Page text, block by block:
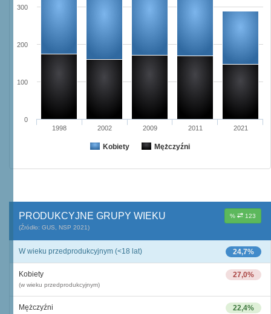
Kobiety Mężczyźni
1998 2002 2009 2011 2021
0
100
200
300
% 123
PRODUKCYJNE GRUPY WIEKU
(Źródło: GUS, NSP 2021)
24,7%
W wieku przedprodukcyjnym (<18 lat)
27,0%
Kobiety
(w wieku przedprodukcyjnym)
22,4%
Mężczyźni